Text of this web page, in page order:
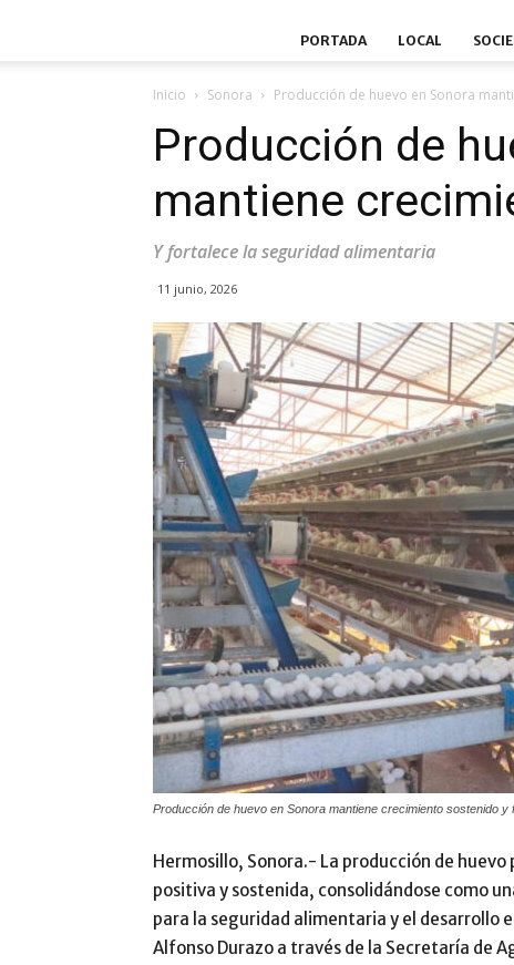
PORTADA LOCAL
Inicio Sonora Producción de huevo en Sonora
Producción de
mantiene
Y fortalece la seguridad alimentaria
11 junio, 2026
Producción de huevo en Sonora mantiene crecimiento sostenido y
Hermosillo, Sonora.- La producción de
positiva y sostenida, consolidándose como
para la seguridad alimentaria y el desarrollo
Alfonso Durazo a través de la Secretaría de